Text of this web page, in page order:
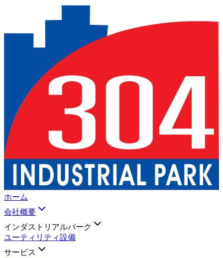
ホーム
会社概要
インダストリアルパーク
ユーティリティ設備
サービス